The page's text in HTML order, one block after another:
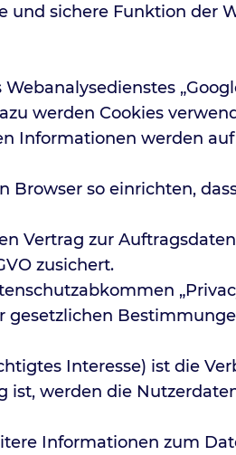
und sichere Funktion der
werden Cookies
Informationen werden
Browser so einrichten,
Vertrag zur
zusichert.
Interesse) ist die
ist, werden die
Informationen zum